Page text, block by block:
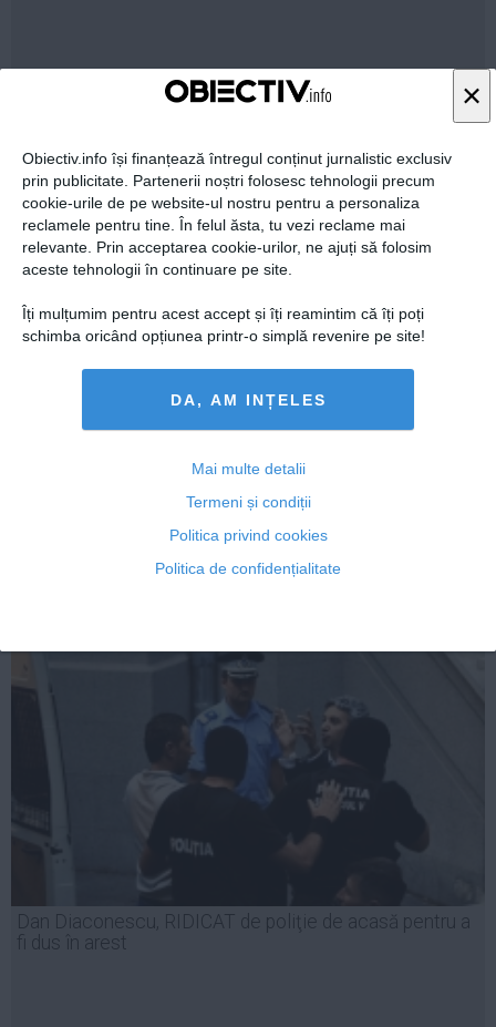
×
Obiectiv.info își finanțează întregul conținut jurnalistic exclusiv
prin publicitate. Partenerii noștri folosesc tehnologii precum
cookie-urile de pe website-ul nostru pentru a personaliza
reclamele pentru tine. În felul ăsta, tu vezi reclame mai
relevante. Prin acceptarea cookie-urilor, ne ajuți să folosim
aceste tehnologii în continuare pe site.
Îți mulțumim pentru acest accept și îți reamintim că îți poți
schimba oricând opțiunea printr-o simplă revenire pe site!
DA, AM INȚELES
Mai multe detalii
Termeni și condiții
Politica privind cookies
Politica de confidențialitate
BUBA a fost spartă. DD va duce şi el mâna la nas, ca
Dan Diaconescu, RIDICAT de poliţie de acasă pentru a
fi dus în arest